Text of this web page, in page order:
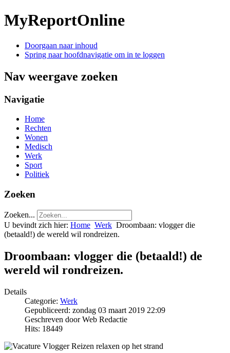
MyReportOnline
Doorgaan naar inhoud
Spring naar hoofdnavigatie om in te loggen
Nav weergave zoeken
Navigatie
Home
Rechten
Wonen
Medisch
Werk
Sport
Politiek
Zoeken
Zoeken...
U bevindt zich hier: Home Werk Droombaan: vlogger die
(betaald!) de wereld wil rondreizen.
Droombaan: vlogger die (betaald!) de
wereld wil rondreizen.
Details
Categorie: Werk
Gepubliceerd: zondag 03 maart 2019 22:09
Geschreven door Web Redactie
Hits: 18449